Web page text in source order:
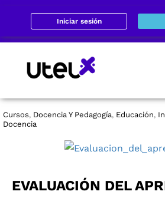
Iniciar sesión
Cursos, Docencia Y Pedagogía, Educación,
Docencia
EVALUACIÓN DEL